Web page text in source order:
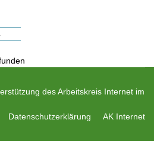
des Arbeitskreis Internet im
Datenschutzerklärung AK Internet